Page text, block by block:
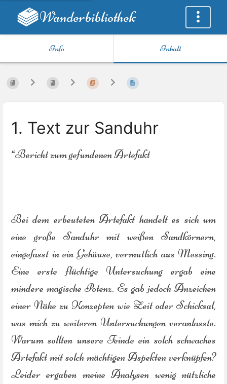
Wanderbibliothek
Info Inhalt
1. Text zur Sanduhr
“Bericht zum gefundenen Artefakt
Bei dem erbeuteten Artefakt handelt es sich um
eine große Sanduhr mit weißen Sandkörnern,
eingefasst in ein Gehäuse, vermutlich aus Messing.
Eine erste flüchtige Untersuchung ergab eine
mindere magische Potenz. Es gab jedoch Anzeichen
einer Nähe zu Konzepten wie Zeit oder Schicksal,
was mich zu weiteren Untersuchungen veranlasste.
Warum sollten unsere Feinde ein solch schwaches
Artefakt mit solch mächtigen Aspekten verknüpfen?
Leider ergaben meine Analysen wenig nützliche